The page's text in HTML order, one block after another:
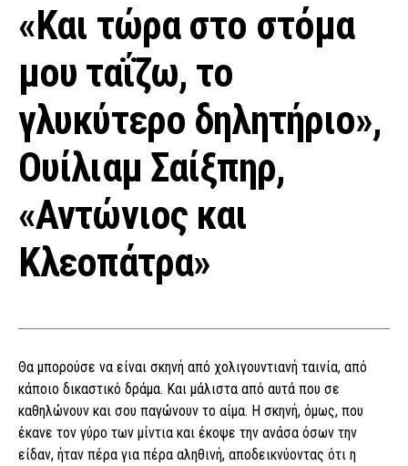
«Και τώρα στο στόμα
μου ταΐζω, το
γλυκύτερο δηλητήριο»,
Ουίλιαμ Σαίξπηρ,
«Αντώνιος και
Κλεοπάτρα»
Θα μπορούσε να είναι σκηνή από χολιγουντιανή ταινία, από
κάποιο δικαστικό δράμα. Και μάλιστα από αυτά που σε
καθηλώνουν και σου παγώνουν το αίμα. Η σκηνή, όμως, που
έκανε τον γύρο των μίντια και έκοψε την ανάσα όσων την
είδαν, ήταν πέρα για πέρα αληθινή, αποδεικνύοντας ότι η